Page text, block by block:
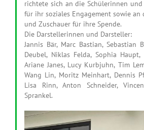
richtete sich an die Schülerinnen und
für ihr soziales Engagement sowie an
und Zuschauer für ihre Spende.
Die Darstellerinnen und Darsteller:
Jannis Bär, Marc Bastian, Sebastian
Deubel, Niklas Felda, Sophia Haupt,
Ariane Janes, Lucy Kurbjuhn, Tim
Wang Lin, Moritz Meinhart, Dennis
Lisa Rinn, Anton Schneider,
Sprankel.